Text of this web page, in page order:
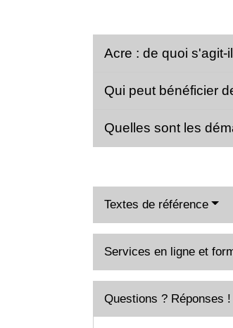
Acre : de quoi s'agit-
Qui peut bénéficier
Quelles sont les
Textes de référence
Services en ligne et
Questions ? Réponses !